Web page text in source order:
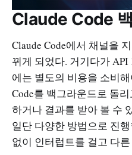
Claude Code
Claude Code에서 채널을
뀌게 되었다. 거기다가
에는 별도의 비용을 소비
Code를 백그라운드로 돌
하거나 결과를 받아 볼 수
일단 다양한 방법으로 진
없이 인터럽트를 걸고 다